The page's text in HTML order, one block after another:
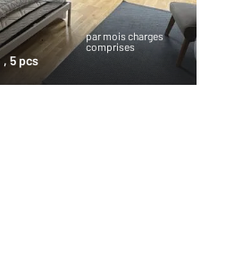
par mois charges
comprises
, 5 pcs